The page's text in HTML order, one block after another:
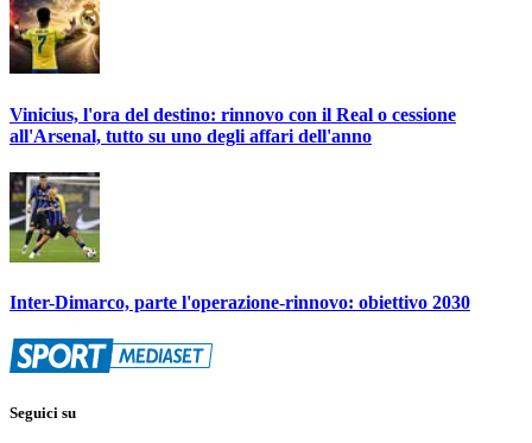
Vinicius, l'ora del destino: rinnovo con il Real o cessione
all'Arsenal, tutto su uno degli affari dell'anno
Inter-Dimarco, parte l'operazione-rinnovo: obiettivo 2030
Seguici su